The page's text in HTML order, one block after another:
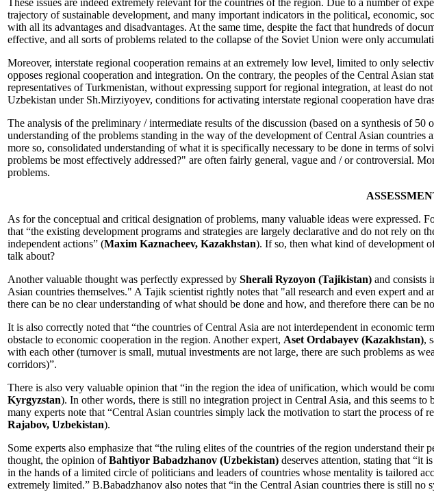
These issues are indeed extremely relevant for the countries of the region. Due to a number of
trajectory of sustainable development, and many important indicators in the political, economic,
with all its advantages and disadvantages. At the same time, despite the fact that hundreds of
effective, and all sorts of problems related to the collapse of the Soviet Union were only
Moreover, interstate regional cooperation remains at an extremely low level, limited to only
opposes regional cooperation and integration. On the contrary, the peoples of the Central Asian
representatives of Turkmenistan, without expressing support for regional integration, at least do
Uzbekistan under Sh.Mirziyoyev, conditions for activating interstate regional cooperation have
The analysis of the preliminary / intermediate results of the discussion (based on a synthesis of
understanding of the problems standing in the way of the development of Central Asian
more so, consolidated understanding of what it is specifically necessary to be done in terms of
problems be most effectively addressed?" are often fairly general, vague and / or controversial.
problems.
As for the conceptual and critical designation of problems, many valuable ideas were expressed.
that “the existing development programs and strategies are largely declarative and do not rely
independent actions” (Maxim Kaznacheev, Kazakhstan). If so, then what kind of development
talk about?
Another valuable thought was perfectly expressed by Sherali Ryzoyon (Tajikistan) and consists
Asian countries themselves." A Tajik scientist rightly notes that "all research and even expert
there can be no clear understanding of what should be done and how, and therefore there can be
It is also correctly noted that “the countries of Central Asia are not interdependent in economic
obstacle to economic cooperation in the region. Another expert, Aset Ordabayev (Kazakhstan),
with each other (turnover is small, mutual investments are not large, there are such problems as
corridors)”.
There is also very valuable opinion that “in the region the idea of unification, which would be
Kyrgyzstan). In other words, there is still no integration project in Central Asia, and this seems
many experts note that “Central Asian countries simply lack the motivation to start the process
Rajabov, Uzbekistan).
Some experts also emphasize that “the ruling elites of the countries of the region understand their
thought, the opinion ofBahtiyor Babadzhanov (Uzbekistan) deserves attention, stating that “it
in the hands of a limited circle of politicians and leaders of countries whose mentality is tailored
extremely limited.” B.Babadzhanov also notes that “in the Central Asian countries there is still